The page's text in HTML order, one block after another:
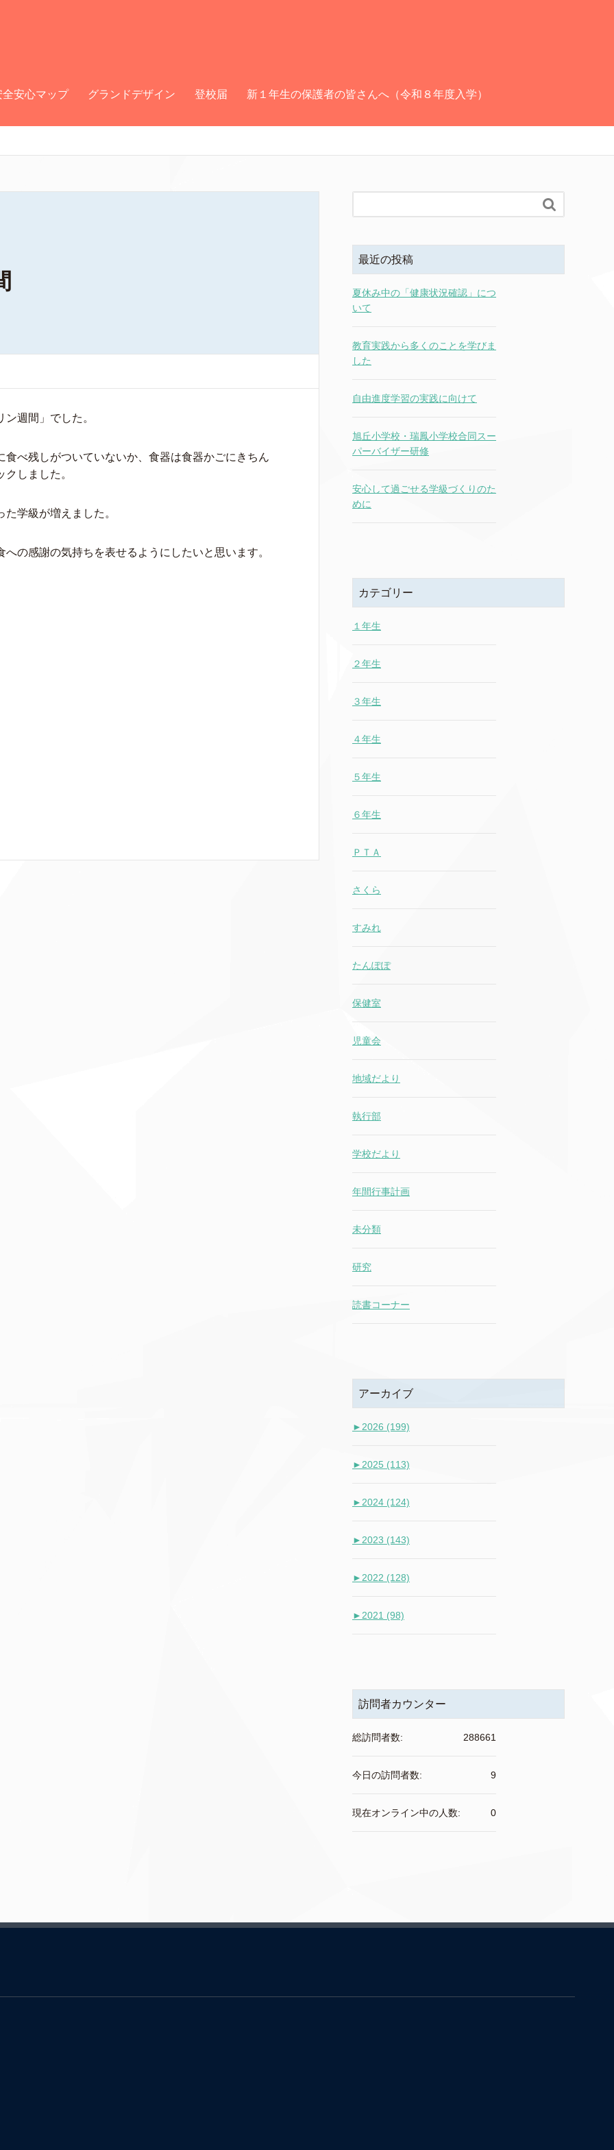
全安心マップ グランドデザイン 登校届 新１年生の保護者の皆さんへ（令和８年度入学）
週間」でした。
べ残しがついていないか、食器は食器かごにきちん
しました。
学級が増えました。
の感謝の気持ちを表せるようにしたいと思います。

最近の投稿
夏休み中の「健康状況確認」につ
いて
教育実践から多くのことを学びま
した
自由進度学習の実践に向けて
旭丘小学校・瑞鳳小学校合同スー
パーバイザー研修
安心して過ごせる学級づくりのた
めに
カテゴリー
１年生
２年生
３年生
４年生
５年生
６年生
ＰＴＡ
さくら
すみれ
たんぽぽ
保健室
児童会
地域だより
執行部
学校だより
年間行事計画
未分類
研究
読書コーナー
アーカイブ
► 2026 (199)
► 2025 (113)
► 2024 (124)
► 2023 (143)
► 2022 (128)
► 2021 (98)
訪問者カウンター
288661
総訪問者数:
9
今日の訪問者数:
0
現在オンライン中の人数: